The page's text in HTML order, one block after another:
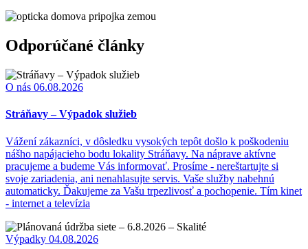
Odporúčané články
O nás 06.08.2026
Stráňavy – Výpadok služieb
Vážení zákazníci, v dôsledku vysokých tepôt došlo k poškodeniu
nášho napájacieho bodu lokality Stráňavy. Na náprave aktívne
pracujeme a budeme Vás informovať. Prosíme - nereštartujte si
svoje zariadenia, ani nenahlasujte servis. Vaše služby nabehnú
automaticky. Ďakujeme za Vašu trpezlivosť a pochopenie. Tím kinet
- internet a televízia
Výpadky 04.08.2026